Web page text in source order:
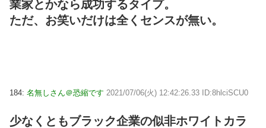
業家とかなら成功するタイプ。
ただ、お笑いだけは全くセンスが無い。
184: 名無しさん＠恐縮です 2021/07/06(火) 12:42:26.33 ID:8hlciSCU0
少なくともブラック企業の似非ホワイトカラ